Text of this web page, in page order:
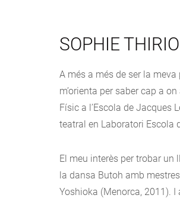
SOPHIE
A més a més de ser la
m’orienta per saber cap a
Físic a l’Escola de Jacques
teatral en Laboratori Escola
El meu interès per trobar
la dansa Butoh amb
Yoshioka (Menorca, 2011).